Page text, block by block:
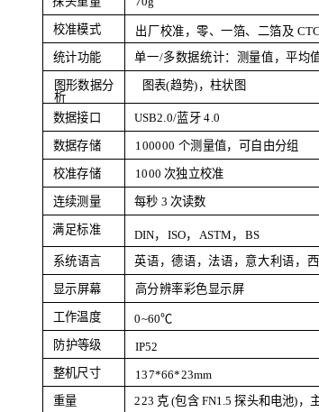
校准模式 出 厂 校准，零、一箔、 二箔及 CTC
统计功能
单一/多数据统计：测量值，平均
图形数据分
析
图表(趋势)，柱状图
数据接口 USB2.0/蓝牙 4.0
数据存储 100000 个测量值，可自由分组
校准存储 1000 次独立校准
连续测量 每秒 3 次读数
满足标准 DIN， ISO， ASTM ， BS
系统语言
英语，德语，法语，意大利语，西
显示屏幕 高分辨率彩色显示屏
工作温度
0~60℃
防护等级
IP52
整机尺寸
137*66*23mm
重量
223 克 (包含 FN1.5 探头和电池)，